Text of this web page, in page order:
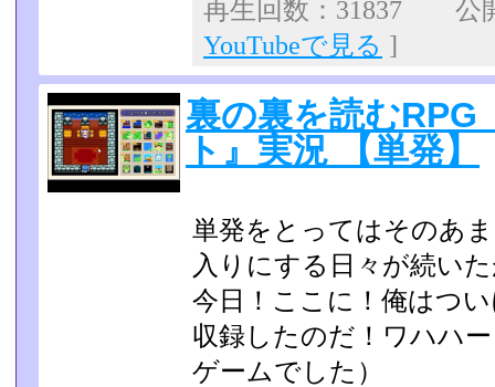
再生回数：31837 公
YouTubeで見る ]
裏の裏を読むRPG
ト』実況 【単発】
単発をとってはそのあ
入りにする日々が続い
今日！ここに！俺はつ
収録したのだ！ワ
ゲームでした）